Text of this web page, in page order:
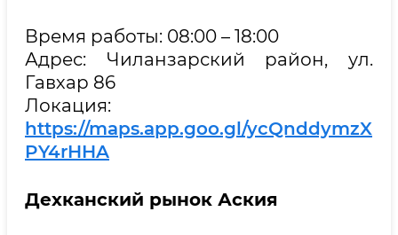
Время работы: 08:00 – 18:00
Адрес: Чиланзарский район, ул.
Гавхар 86
Локация:
https://maps.app.goo.gl/ycQnddymzX
PY4rHHA
Дехканский рынок Аския